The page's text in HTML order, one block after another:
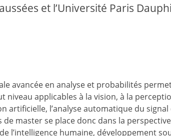
et l’Université Paris
avancée en analyse et probabilités
applicables à la vision, à la
l’analyse automatique du signal
master se place donc dans la
l’intelligence humaine, développement